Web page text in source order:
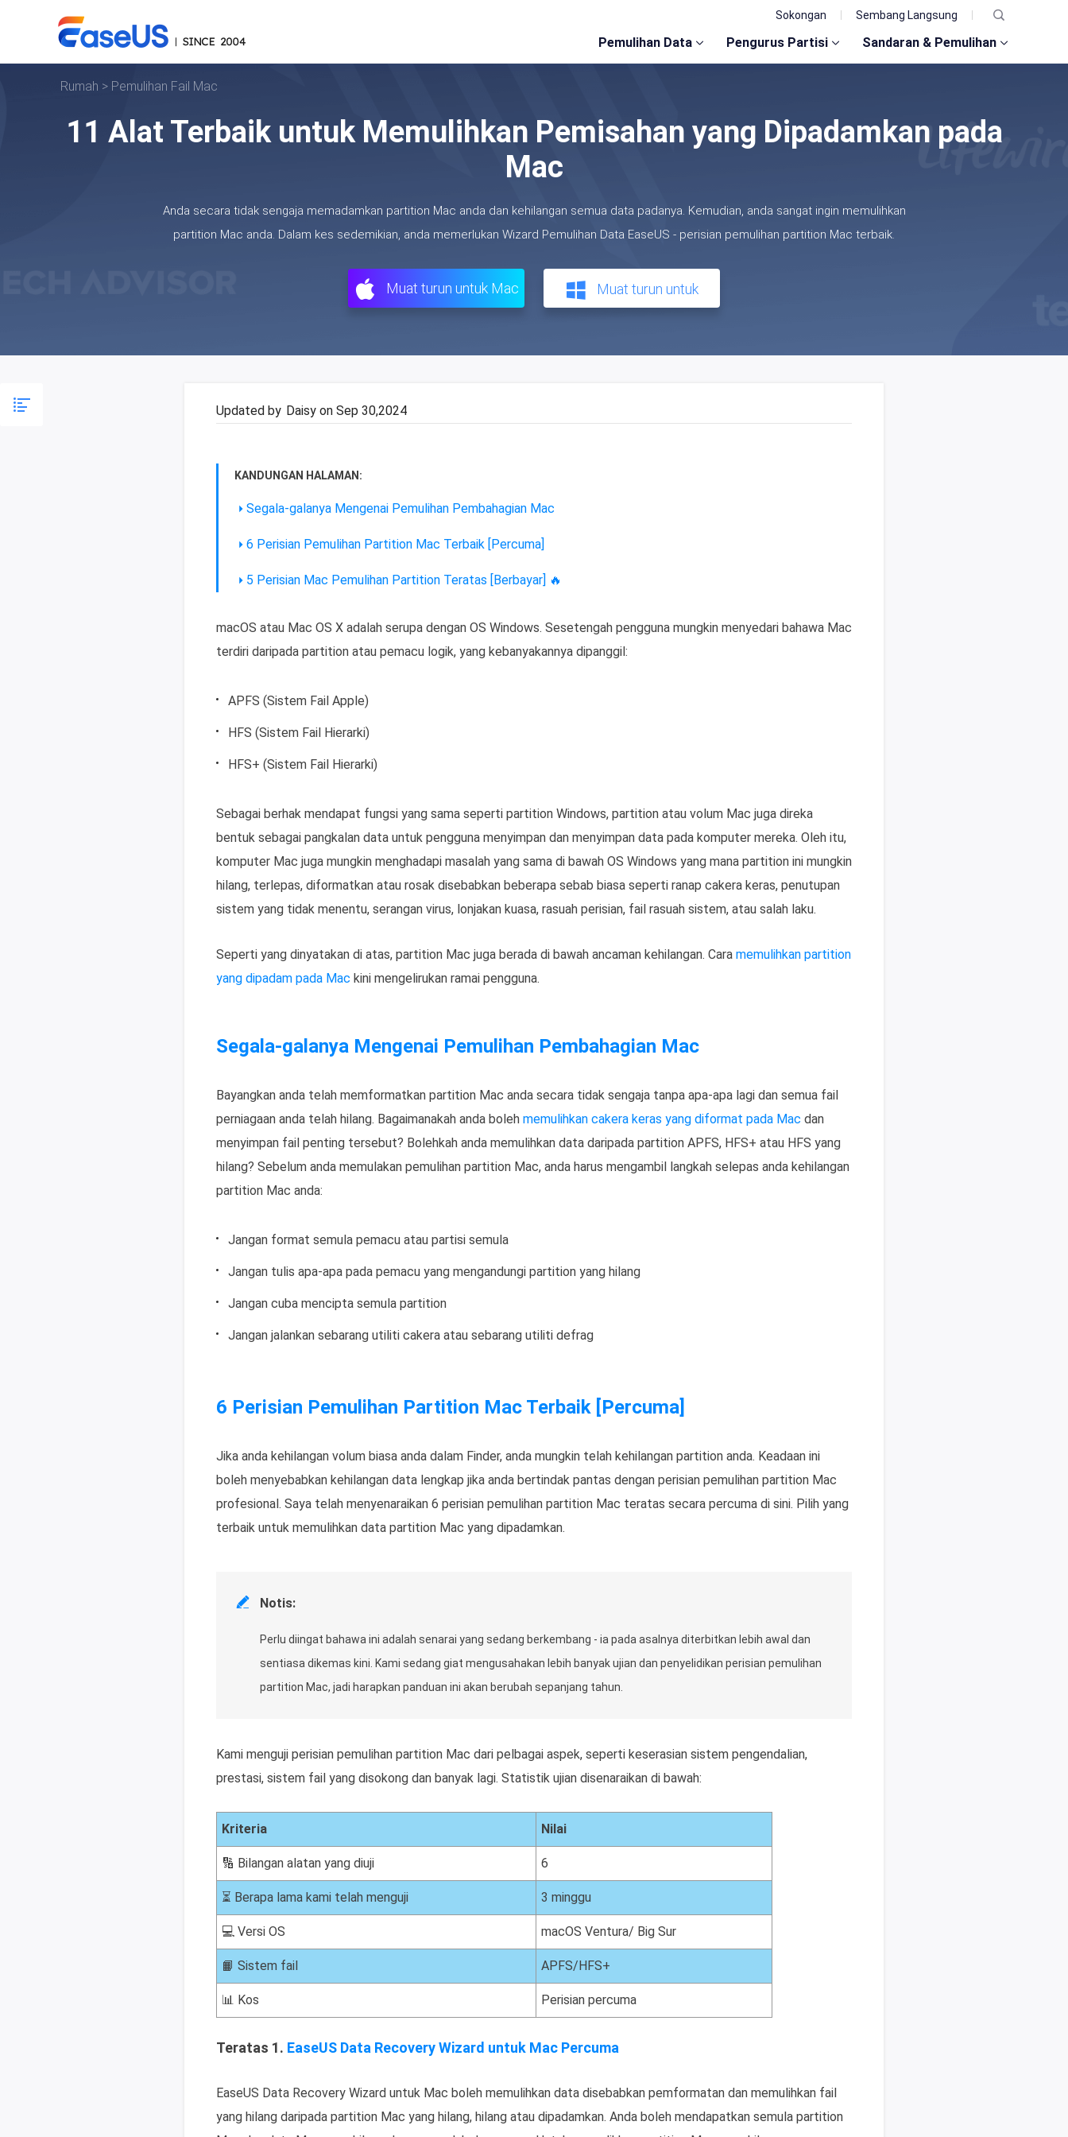
Sokongan Sembang Langsung
Pemulihan Data Pengurus Partisi Sandaran & Pemulihan
Rumah > Pemulihan Fail Mac
11 Alat Terbaik untuk Memulihkan Pemisahan yang Dipadamkan pada
Mac
Anda secara tidak sengaja memadamkan partition Mac anda dan kehilangan semua data padanya. Kemudian, anda sangat ingin memulihkan
partition Mac anda. Dalam kes sedemikian, anda memerlukan Wizard Pemulihan Data EaseUS - perisian pemulihan partition Mac terbaik.
Muat turun untuk Mac Muat turun untuk
Updated by Daisy on Sep 30,2024
KANDUNGAN HALAMAN:
Segala-galanya Mengenai Pemulihan Pembahagian Mac
6 Perisian Pemulihan Partition Mac Terbaik [Percuma]
5 Perisian Mac Pemulihan Partition Teratas [Berbayar] 🔥
macOS atau Mac OS X adalah serupa dengan OS Windows. Sesetengah pengguna mungkin menyedari bahawa Mac
terdiri daripada partition atau pemacu logik, yang kebanyakannya dipanggil:
APFS (Sistem Fail Apple)
HFS (Sistem Fail Hierarki)
HFS+ (Sistem Fail Hierarki)
Sebagai berhak mendapat fungsi yang sama seperti partition Windows, partition atau volum Mac juga direka
bentuk sebagai pangkalan data untuk pengguna menyimpan dan menyimpan data pada komputer mereka. Oleh itu,
komputer Mac juga mungkin menghadapi masalah yang sama di bawah OS Windows yang mana partition ini mungkin
hilang, terlepas, diformatkan atau rosak disebabkan beberapa sebab biasa seperti ranap cakera keras, penutupan
sistem yang tidak menentu, serangan virus, lonjakan kuasa, rasuah perisian, fail rasuah sistem, atau salah laku.
Seperti yang dinyatakan di atas, partition Mac juga berada di bawah ancaman kehilangan. Cara memulihkan partition
yang dipadam pada Mac kini mengelirukan ramai pengguna.
Segala-galanya Mengenai Pemulihan Pembahagian Mac
Bayangkan anda telah memformatkan partition Mac anda secara tidak sengaja tanpa apa-apa lagi dan semua fail
perniagaan anda telah hilang. Bagaimanakah anda boleh memulihkan cakera keras yang diformat pada Mac dan
menyimpan fail penting tersebut? Bolehkah anda memulihkan data daripada partition APFS, HFS+ atau HFS yang
hilang? Sebelum anda memulakan pemulihan partition Mac, anda harus mengambil langkah selepas anda kehilangan
partition Mac anda:
Jangan format semula pemacu atau partisi semula
Jangan tulis apa-apa pada pemacu yang mengandungi partition yang hilang
Jangan cuba mencipta semula partition
Jangan jalankan sebarang utiliti cakera atau sebarang utiliti defrag
6 Perisian Pemulihan Partition Mac Terbaik [Percuma]
Jika anda kehilangan volum biasa anda dalam Finder, anda mungkin telah kehilangan partition anda. Keadaan ini
boleh menyebabkan kehilangan data lengkap jika anda bertindak pantas dengan perisian pemulihan partition Mac
profesional. Saya telah menyenaraikan 6 perisian pemulihan partition Mac teratas secara percuma di sini. Pilih yang
terbaik untuk memulihkan data partition Mac yang dipadamkan.
 Notis:
Perlu diingat bahawa ini adalah senarai yang sedang berkembang - ia pada asalnya diterbitkan lebih awal dan
sentiasa dikemas kini. Kami sedang giat mengusahakan lebih banyak ujian dan penyelidikan perisian pemulihan
partition Mac, jadi harapkan panduan ini akan berubah sepanjang tahun.
Kami menguji perisian pemulihan partition Mac dari pelbagai aspek, seperti keserasian sistem pengendalian,
prestasi, sistem fail yang disokong dan banyak lagi. Statistik ujian disenaraikan di bawah:
Kriteria Nilai
🔢 Bilangan alatan yang diuji 6
⏳ Berapa lama kami telah menguji 3 minggu
💻 Versi OS macOS Ventura/ Big Sur
📙 Sistem fail APFS/HFS+
📊 Kos Perisian percuma
Teratas 1. EaseUS Data Recovery Wizard untuk Mac Percuma
EaseUS Data Recovery Wizard untuk Mac boleh memulihkan data disebabkan pemformatan dan memulihkan fail
yang hilang daripada partition Mac yang hilang, hilang atau dipadamkan. Anda boleh mendapatkan semula partition